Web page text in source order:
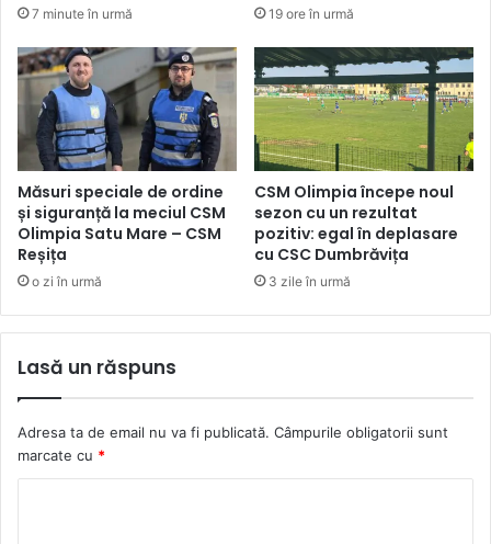
7 minute în urmă 19 ore în urmă
Măsuri speciale de ordine
și siguranță la meciul CSM
Olimpia Satu Mare – CSM
Reșița
o zi în urmă
CSM Olimpia începe noul
sezon cu un rezultat
pozitiv: egal în deplasare
cu CSC Dumbrăvița
3 zile în urmă
Lasă un răspuns
Adresa ta de email nu va fi publicată. Câmpurile obligatorii sunt
marcate cu *